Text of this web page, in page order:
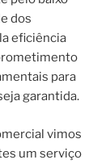
dos
eficiência
para
garantida.
vimos
um serviço